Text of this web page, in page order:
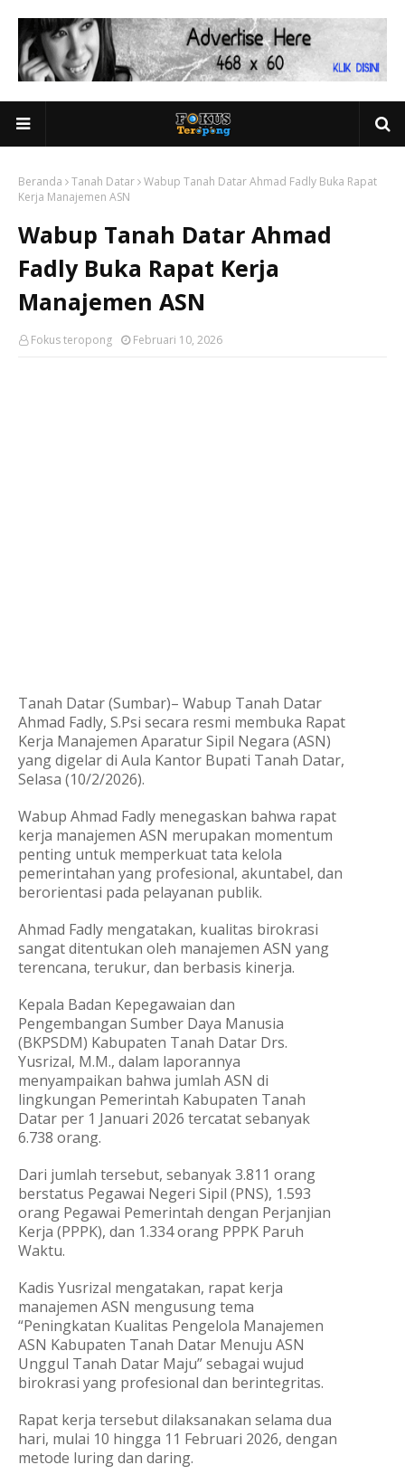
Beranda Tanah Datar Wabup Tanah Datar Ahmad Fadly Buka Rapat
Kerja Manajemen ASN
Wabup Tanah Datar Ahmad
Fadly Buka Rapat Kerja
Manajemen ASN
Fokus teropong Februari 10, 2026
Tanah Datar (Sumbar)– Wabup Tanah Datar
Ahmad Fadly, S.Psi secara resmi membuka Rapat
Kerja Manajemen Aparatur Sipil Negara (ASN)
yang digelar di Aula Kantor Bupati Tanah Datar,
Selasa (10/2/2026).
Wabup Ahmad Fadly menegaskan bahwa rapat
kerja manajemen ASN merupakan momentum
penting untuk memperkuat tata kelola
pemerintahan yang profesional, akuntabel, dan
berorientasi pada pelayanan publik.
Ahmad Fadly mengatakan, kualitas birokrasi
sangat ditentukan oleh manajemen ASN yang
terencana, terukur, dan berbasis kinerja.
Kepala Badan Kepegawaian dan
Pengembangan Sumber Daya Manusia
(BKPSDM) Kabupaten Tanah Datar Drs.
Yusrizal, M.M., dalam laporannya
menyampaikan bahwa jumlah ASN di
lingkungan Pemerintah Kabupaten Tanah
Datar per 1 Januari 2026 tercatat sebanyak
6.738 orang.
Dari jumlah tersebut, sebanyak 3.811 orang
berstatus Pegawai Negeri Sipil (PNS), 1.593
orang Pegawai Pemerintah dengan Perjanjian
Kerja (PPPK), dan 1.334 orang PPPK Paruh
Waktu.
Kadis Yusrizal mengatakan, rapat kerja
manajemen ASN mengusung tema
“Peningkatan Kualitas Pengelola Manajemen
ASN Kabupaten Tanah Datar Menuju ASN
Unggul Tanah Datar Maju” sebagai wujud
birokrasi yang profesional dan berintegritas.
Rapat kerja tersebut dilaksanakan selama dua
hari, mulai 10 hingga 11 Februari 2026, dengan
metode luring dan daring.